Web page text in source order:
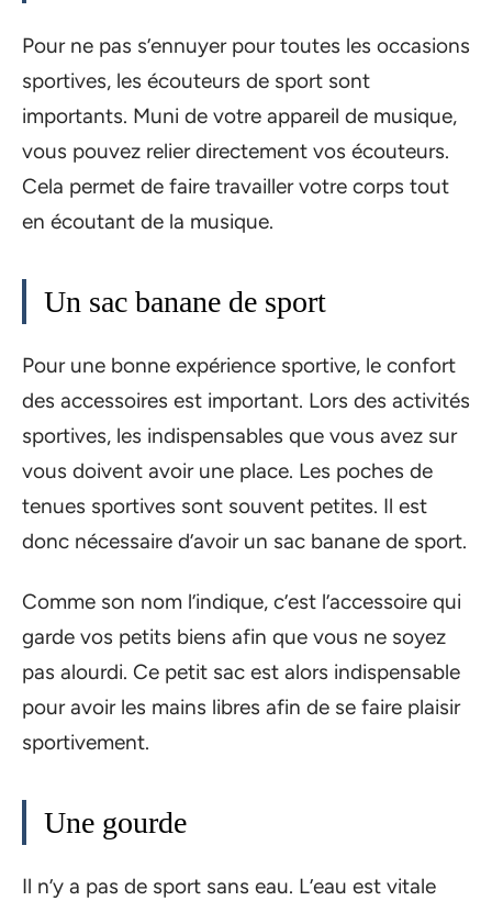
Pour ne pas s’ennuyer pour toutes les occasions
sportives, les écouteurs de sport sont
importants. Muni de votre appareil de musique,
vous pouvez relier directement vos écouteurs.
Cela permet de faire travailler votre corps tout
en écoutant de la musique.
Un sac banane de sport
Pour une bonne expérience sportive, le confort
des accessoires est important. Lors des activités
sportives, les indispensables que vous avez sur
vous doivent avoir une place. Les poches de
tenues sportives sont souvent petites. Il est
donc nécessaire d’avoir un sac banane de sport.
Comme son nom l’indique, c’est l’accessoire qui
garde vos petits biens afin que vous ne soyez
pas alourdi. Ce petit sac est alors indispensable
pour avoir les mains libres afin de se faire plaisir
sportivement.
Une gourde
Il n’y a pas de sport sans eau. L’eau est vitale